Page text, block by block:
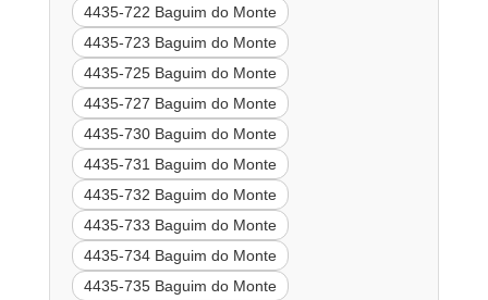
4435-722 Baguim do Monte
4435-723 Baguim do Monte
4435-725 Baguim do Monte
4435-727 Baguim do Monte
4435-730 Baguim do Monte
4435-731 Baguim do Monte
4435-732 Baguim do Monte
4435-733 Baguim do Monte
4435-734 Baguim do Monte
4435-735 Baguim do Monte